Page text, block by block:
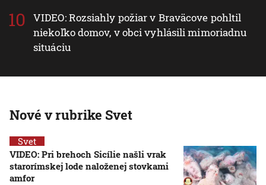
VIDEO: Rozsiahly požiar v Braväcove pohltil
niekoľko domov, v obci vyhlásili mimoriadnu
situáciu
Nové v rubrike Svet
Svet
VIDEO: Pri brehoch Sicílie našli vrak
starorímskej lode naloženej stovkami
amfor